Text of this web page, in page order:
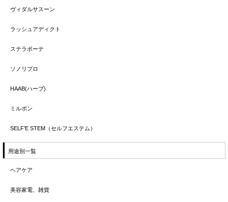
ヴィダルサスーン
ラッシュアディクト
ステラボーテ
ソノリプロ
HAAB(ハーブ)
ミルボン
SELF'E STEM（セルフエステム）
用途別一覧
ヘアケア
美容家電、雑貨